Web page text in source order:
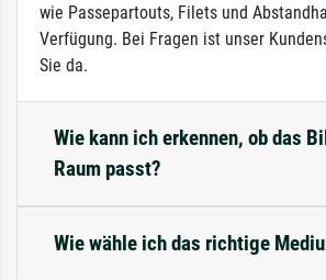
wie Passepartouts, Filets und
Verfügung. Bei Fragen ist unser
Sie da.
Wie kann ich erkennen, ob das
Raum passt?
Wie wähle ich das richtige